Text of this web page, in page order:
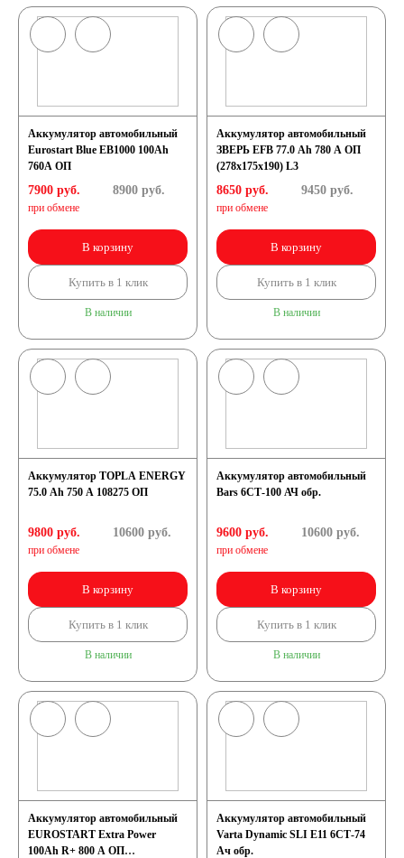
Аккумулятор автомобильный
Eurostart Blue EB1000 100Ah
760A ОП
7900 руб.
при обмене
8900руб.
В корзину
Купить в 1 клик
В наличии
Аккумулятор автомобильный
ЗВЕРЬ EFB 77.0 Ah 780 А ОП
(278x175x190) L3
8650 руб.
при обмене
9450руб.
В корзину
Купить в 1 клик
В наличии
Аккумулятор TOPLA ENERGY
75.0 Ah 750 A 108275 ОП
9800 руб.
при обмене
10600руб.
В корзину
Купить в 1 клик
В наличии
Аккумулятор автомобильный
Bars 6СТ-100 АЧ обр.
9600 руб.
при обмене
10600руб.
В корзину
Купить в 1 клик
В наличии
Аккумулятор автомобильный
EUROSTART Extra Power
100Ah R+ 800 A ОП
Аккумулятор автомобильный
Varta Dynamic SLI E11 6СТ-74
Ач обр.